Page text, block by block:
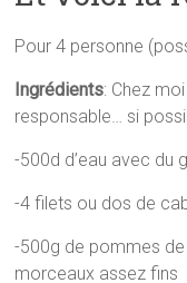
Pour 4 personne
Ingrédients: Chez
responsable… si
-500d d’eau avec du
-4 filets ou dos de
-500g de pommes
morceaux assez fins